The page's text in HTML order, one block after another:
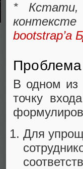
*
bootstrap’а
В одном из
точку
Для